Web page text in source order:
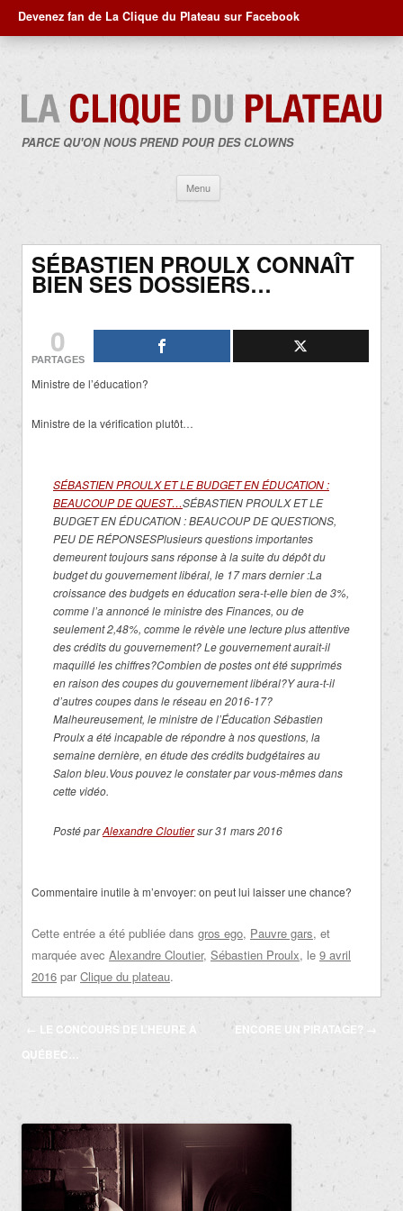
Devenez fan de La Clique du Plateau sur Facebook
PARCE QU'ON NOUS PREND POUR DES CLOWNS
Menu
contenu
SÉBASTIEN PROULX CONNAÎT
BIEN SES DOSSIERS…
0
PARTAGES
Ministre de l’éducation?
Ministre de la vérification plutôt…
SÉBASTIEN PROULX ET LE BUDGET EN ÉDUCATION :
BEAUCOUP DE QUEST…SÉBASTIEN PROULX ET LE
BUDGET EN ÉDUCATION : BEAUCOUP DE QUESTIONS,
PEU DE RÉPONSESPlusieurs questions importantes
demeurent toujours sans réponse à la suite du dépôt du
budget du gouvernement libéral, le 17 mars dernier :La
croissance des budgets en éducation sera-t-elle bien de 3%,
comme l’a annoncé le ministre des Finances, ou de
seulement 2,48%, comme le révèle une lecture plus attentive
des crédits du gouvernement? Le gouvernement aurait-il
maquillé les chiffres?Combien de postes ont été supprimés
en raison des coupes du gouvernement libéral?Y aura-t-il
d’autres coupes dans le réseau en 2016-17?
Malheureusement, le ministre de l’Éducation Sébastien
Proulx a été incapable de répondre à nos questions, la
semaine dernière, en étude des crédits budgétaires au
Salon bleu.Vous pouvez le constater par vous-mêmes dans
cette vidéo.
Posté parAlexandre Cloutiersur 31 mars 2016
Commentaire inutile à m’envoyer: on peut lui laisser une chance?
Cette entrée a été publiée dans gros ego, Pauvre gars, et
marquée avec Alexandre Cloutier, Sébastien Proulx, le 9 avril
2016 par Clique du plateau.
Navigation
des
← LE CONCOURS DE L’HEURE À
QUÉBEC…
ENCORE UN PIRATAGE? →